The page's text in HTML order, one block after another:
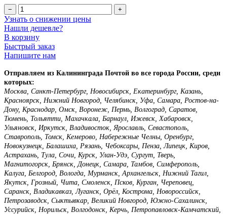
− +
Узнать о снижении цены
Нашли дешевле?
В корзину
Быстрый заказ
Напишите нам
Отправляем из Калининграда Почтой во все города России, среди
которых:
Москва, Санкт-Петербург, Новосибирск, Екатеринбург, Казань,
Красноярск, Нижний Новгород, Челябинск, Уфа, Самара, Ростов-на-
Дону, Краснодар, Омск, Воронеж, Пермь, Волгоград, Саратов,
Тюмень, Тольятти, Махачкала, Барнаул, Ижевск, Хабаровск,
Ульяновск, Иркутск, Владивосток, Ярославль, Севастополь,
Ставрополь, Томск, Кемерово, Набережные Челны, Оренбург,
Новокузнецк, Балашиха, Рязань, Чебоксары, Пенза, Липецк, Киров,
Астрахань, Тула, Сочи, Курск, Улан-Удэ, Сургут, Тверь,
Магнитогорск, Брянск, Донецк, Самара, Тамбов, Симферополь,
Калуга, Белгород, Вологда, Мурманск, Архангельск, Нижний Тагил,
Якутск, Грозный, Чита, Смоленск, Псков, Курган, Череповец,
Саранск, Владикавказ, Луганск, Орёл, Кострома, Новороссийск,
Петрозаводск, Сыктывкар, Великий Новгород, Южно-Сахалинск,
Уссурийск, Норильск, Волгодонск, Керчь, Петропавловск-Камчатский,